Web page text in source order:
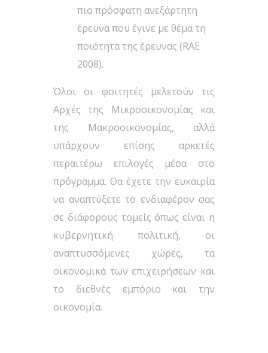
πιο πρόσφατη ανεξάρτητη
έρευνα που έγινε με θέμα τη
ποιότητα της έρευνας (RAE
2008).
Όλοι οι φοιτητές μελετούν τις
Αρχές της Μικροοικονομίας και
της Μακροοικονομίας, αλλά
υπάρχουν επίσης αρκετές
περαιτέρω επιλογές μέσα στο
πρόγραμμα. Θα έχετε την ευκαιρία
να αναπτύξετε το ενδιαφέρον σας
σε διάφορους τομείς όπως είναι η
κυβερνητική πολιτική, οι
αναπτυσσόμενες χώρες, τα
οικονομικά των επιχειρήσεων και
το διεθνές εμπόριο και την
οικονομία.